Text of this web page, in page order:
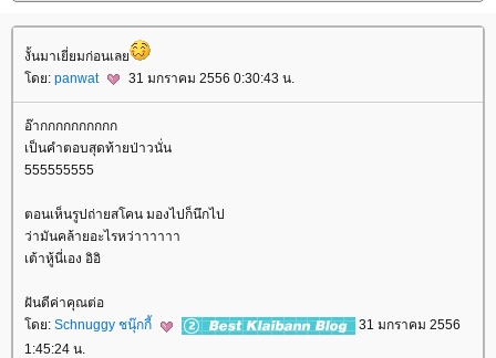
งั้นมาเยี่ยมก่อนเล
ดย: panwat 31 มกราคม 2556 0:30:43 น.
อ๊ากกกกกกกกกก
เป็นคำตอบสุดท้ายป่าวนั่น
555555555
ตอนเห็นรูปถ่ายสโคน มองไปก็นึกไป
ว่ามันคล้ายอะไรหว่าาาาาา
เต้าหู้นี่เอง อิอิ
ฝันดีค่าคุณต่อ
ดย: Schnuggy ชนุ๊กกี้
31 มกราคม 2556
1:45:24 น.